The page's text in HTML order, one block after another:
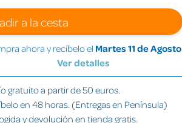
a la cesta
ahora y recíbelo el Martes 11 de Agosto
Ver detalles
gratuito a partir de 50 euros.
en 48 horas. (Entregas en Península)
y devolución en tienda gratis.